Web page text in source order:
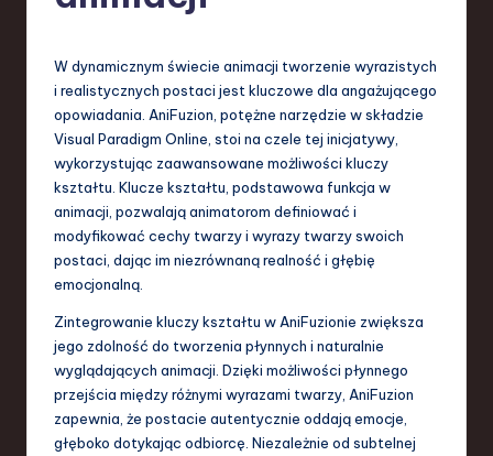
T
d
W dynamicznym świecie animacji tworzenie wyrazistych
i realistycznych postaci jest kluczowe dla angażującego
opowiadania. AniFuzion, potężne narzędzie w składzie
Visual Paradigm Online, stoi na czele tej inicjatywy,
wykorzystując zaawansowane możliwości kluczy
kształtu. Klucze kształtu, podstawowa funkcja w
animacji, pozwalają animatorom definiować i
modyfikować cechy twarzy i wyrazy twarzy swoich
postaci, dając im niezrównaną realność i głębię
emocjonalną.
Zintegrowanie kluczy kształtu w AniFuzionie zwiększa
jego zdolność do tworzenia płynnych i naturalnie
wyglądających animacji. Dzięki możliwości płynnego
przejścia między różnymi wyrazami twarzy, AniFuzion
zapewnia, że postacie autentycznie oddają emocje,
głęboko dotykając odbiorcę. Niezależnie od subtelnej